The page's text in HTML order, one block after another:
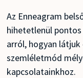
Az Enneagram
hihetetlenül
arról, hogyan látjuk
szemléletmód
kapcsolatainkhoz.